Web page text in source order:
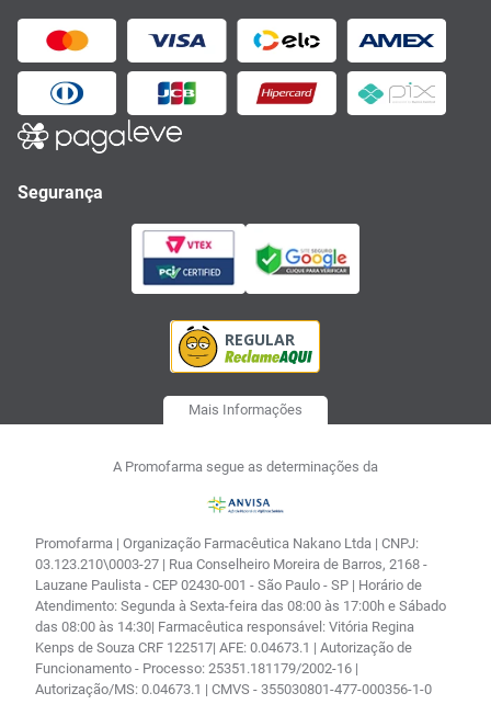
Segurança
Mais Informações
A Promofarma segue as determinações da
Promofarma | Organização Farmacêutica Nakano Ltda | CNPJ:
03.123.210\0003-27 | Rua Conselheiro Moreira de Barros, 2168 -
Lauzane Paulista - CEP 02430-001 - São Paulo - SP | Horário de
Atendimento: Segunda à Sexta-feira das 08:00 às 17:00h e Sábado
das 08:00 às 14:30| Farmacêutica responsável: Vitória Regina
Kenps de Souza CRF 122517| AFE: 0.04673.1 | Autorização de
Funcionamento - Processo: 25351.181179/2002-16 |
Autorização/MS: 0.04673.1 | CMVS - 355030801-477-000356-1-0